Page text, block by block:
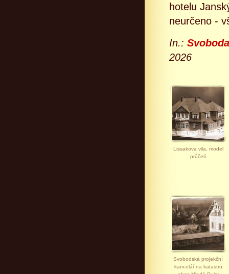
hotelu
neurčeno -
In.:
2026
Lissakova vila, model
průčelí
Svobodská projekční
kancelář na katastru